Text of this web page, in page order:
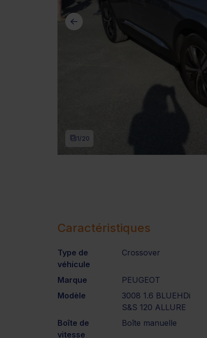
1/20
Caractéristiques
Type de
véhicule
Crossover
Marque
PEUGEOT
Modèle
3008 1.6 BLUEHDi
S&S 120 ALLURE
Boîte de
vitesse
Boîte manuelle